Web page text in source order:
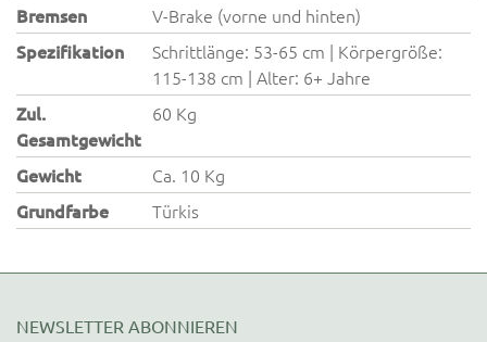
Bremsen
V-Brake (vorne und hinten)
Spezifikation
Schrittlänge: 53-65 cm | Körpergröße:
115-138 cm | Alter: 6+ Jahre
Zul.
Gesamtgewicht
60 Kg
Gewicht
Ca. 10 Kg
Grundfarbe
Türkis
NEWSLETTER ABONNIEREN